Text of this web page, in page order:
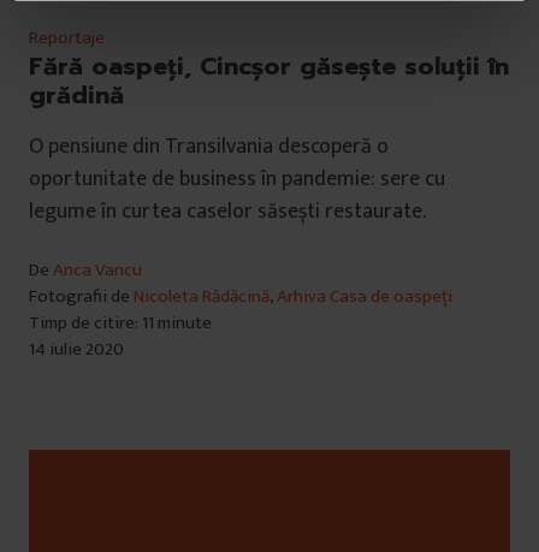
Reportaje
Fără oaspeți, Cincșor găsește soluții în
grădină
O pensiune din Transilvania descoperă o
oportunitate de business în pandemie: sere cu
legume în curtea caselor săsești restaurate.
DeAnca Vancu
Fotografii de Nicoleta Rădăcină,Arhiva Casa de oaspeți
Timp de citire: 11 minute
14 iulie 2020